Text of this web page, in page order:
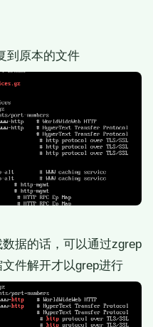
到原本的文件
据的话，可以通过zgrep
件解开才以grep进行